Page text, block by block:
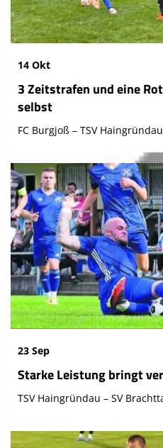
14 Okt
3 Zeitstrafen und eine
selbst
FC Burgjoß – TSV
23 Sep
Starke Leistung bringt
TSV Haingründau – SV